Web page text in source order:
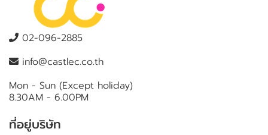
02-096-2885
info@castlec.co.th
Mon - Sun (Except holiday)
8.30AM - 6.00PM
ที่อยู่บริษัท